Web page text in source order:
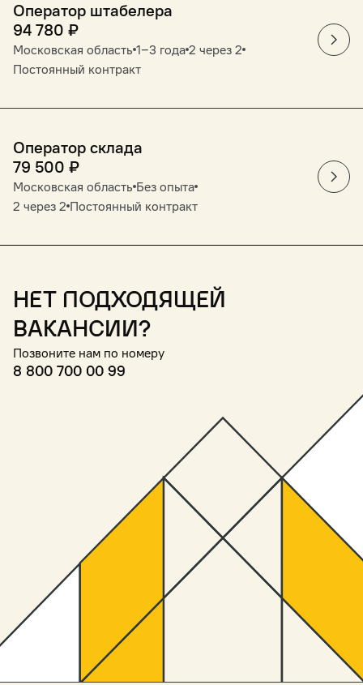
Оператор штабелера
94 780 ₽
Московская область 1‒3 года 2 через 2
Постоянный контракт
Оператор склада
79 500 ₽
Московская область Без опыта
2 через 2 Постоянный контракт
Нет подходящей
вакансии?
Позвоните нам по номеру
8 800 700 00 99